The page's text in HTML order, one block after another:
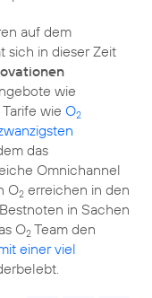
auf dem
sich in dieser Zeit
wie
wie O2
das
Omnichannel
O2 erreichen in den
in Sachen
O2 Team den
einer viel